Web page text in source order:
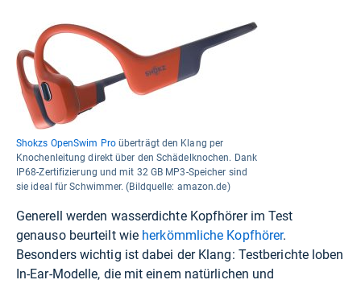
Shokzs OpenSwim Proüberträgt den Klang per
Knochenleitung direkt über den Schädelknochen. Dank
IP68-Zertifizierung und mit 32 GB MP3-Speicher sind
sie ideal für Schwimmer. (Bildquelle: amazon.de)
Generell werden wasserdichte Kopfhörer im Test
genauso beurteilt wie herkömmliche Kopfhörer.
Besonders wichtig ist dabei der Klang: Testberichte loben
In-Ear-Modelle, die mit einem natürlichen und